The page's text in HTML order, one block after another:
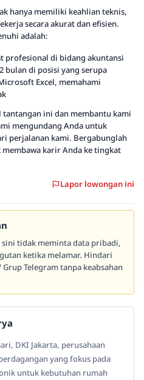
hanya memiliki keahlian teknis,
secara akurat dan efisien.
adalah:
profesional di bidang akuntansi
bulan di posisi yang serupa
Excel, memahami
tantangan ini dan membantu kami
mengundang Anda untuk
perjalanan kami. Bergabunglah
membawa karir Anda ke tingkat
Lapor lowongan ini
sini tidak meminta data pribadi,
ketika melamar. Hindari
Telegram tanpa keabsahan
DKI Jakarta, perusahaan
yang fokus pada
untuk kebutuhan rumah